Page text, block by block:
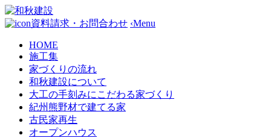
資料請求・お問合わせ ‹Menu
HOME
施工集
家づくりの流れ
和秋建設について
大工の手刻みにこだわる家づくり
紀州熊野材で建てる家
古民家再生
オープンハウス